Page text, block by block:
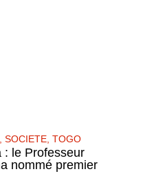
SOCIETE TOGO
: le Professeur
nommé premier